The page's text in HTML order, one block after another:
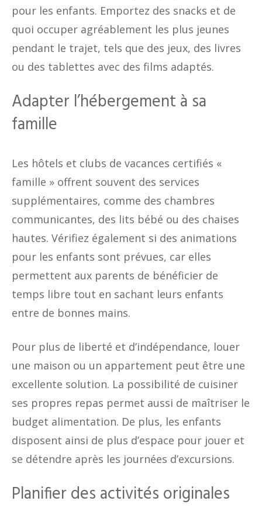
pour les enfants. Emportez des snacks et de
quoi occuper agréablement les plus jeunes
pendant le trajet, tels que des jeux, des livres
ou des tablettes avec des films adaptés.
Adapter l’hébergement à sa
famille
Les hôtels et clubs de vacances certifiés «
famille » offrent souvent des services
supplémentaires, comme des chambres
communicantes, des lits bébé ou des chaises
hautes. Vérifiez également si des animations
pour les enfants sont prévues, car elles
permettent aux parents de bénéficier de
temps libre tout en sachant leurs enfants
entre de bonnes mains.
Pour plus de liberté et d’indépendance, louer
une maison ou un appartement peut être une
excellente solution. La possibilité de cuisiner
ses propres repas permet aussi de maîtriser le
budget alimentation. De plus, les enfants
disposent ainsi de plus d’espace pour jouer et
se détendre après les journées d’excursions.
Planifier des activités originales